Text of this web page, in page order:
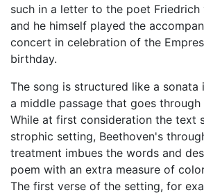
such in a letter to the poet Friedrich
and he himself played the
concert in celebration of the
birthday.
The song is structured like a sonata
a middle passage that goes through
While at first consideration the text
strophic setting, Beethoven's
treatment imbues the words and
poem with an extra measure of
The first verse of the setting, for